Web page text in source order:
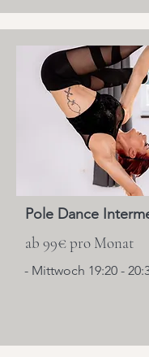
Pole Dance
ab 99€ pro Monat
- Mittwoch 19:20 -